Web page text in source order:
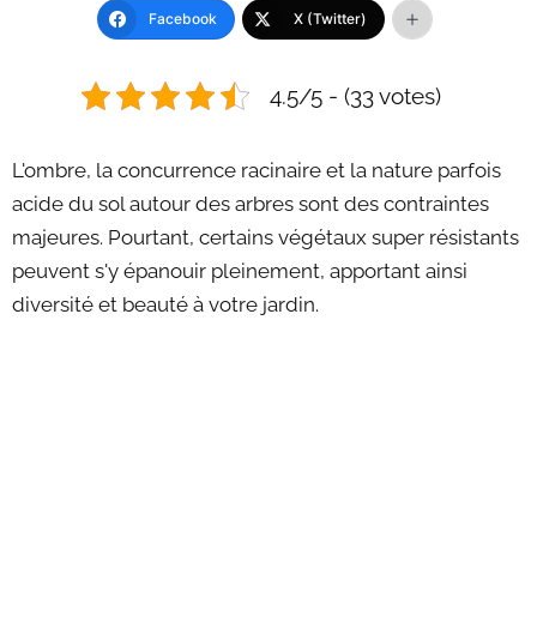
Facebook X (Twitter)
4.5/5 - (33 votes)
L'ombre, la concurrence racinaire et la nature parfois
acide du sol autour des arbres sont des contraintes
majeures. Pourtant, certains végétaux super résistants
peuvent s'y épanouir pleinement, apportant ainsi
diversité et beauté à votre jardin.